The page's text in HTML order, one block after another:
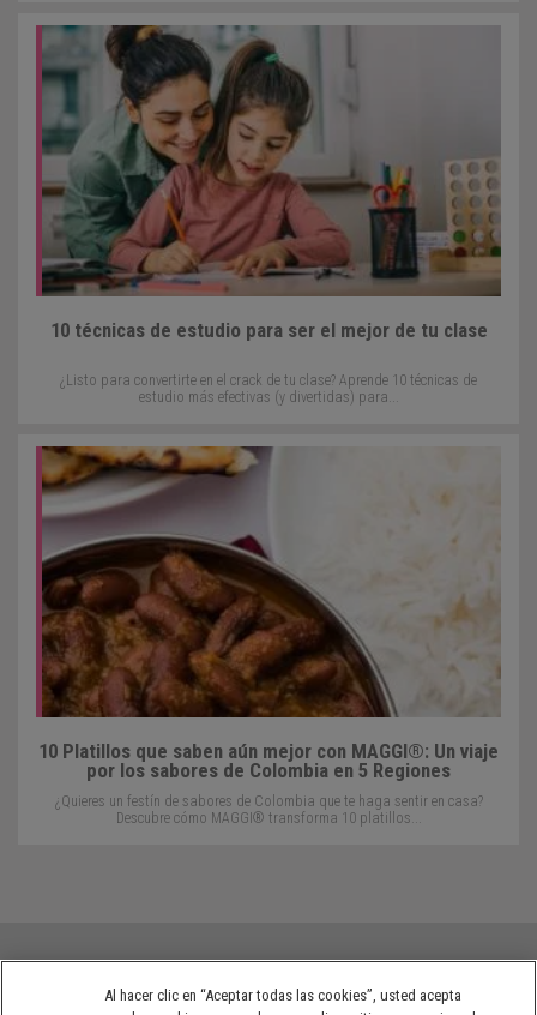
10 técnicas de estudio para ser el mejor de tu clase
¿Listo para convertirte en el crack de tu clase? Aprende 10 técnicas de
estudio más efectivas (y divertidas) para...
10 Platillos que saben aún mejor con MAGGI®: Un viaje
por los sabores de Colombia en 5 Regiones
¿Quieres un festín de sabores de Colombia que te haga sentir en casa?
Descubre cómo MAGGI® transforma 10 platillos...
Al hacer clic en “Aceptar todas las cookies”, usted acepta